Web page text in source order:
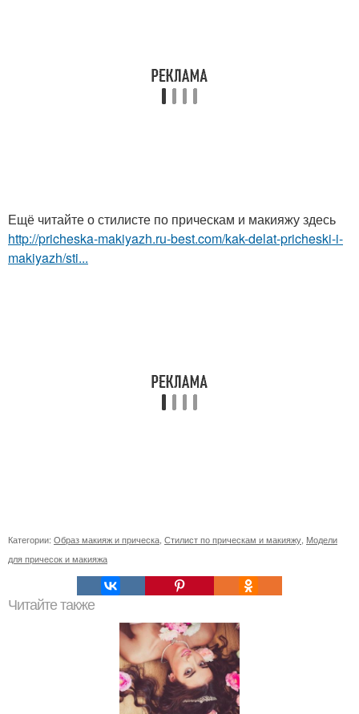
Ещё читайте о стилисте по прическам и макияжу здесь
http://pricheska-makiyazh.ru-best.com/kak-delat-pricheski-i-
makiyazh/sti...
Категории: Образ макияж и прическа Стилист по прическам и макияжу Модели
для причесок и макияжа
Читайте также